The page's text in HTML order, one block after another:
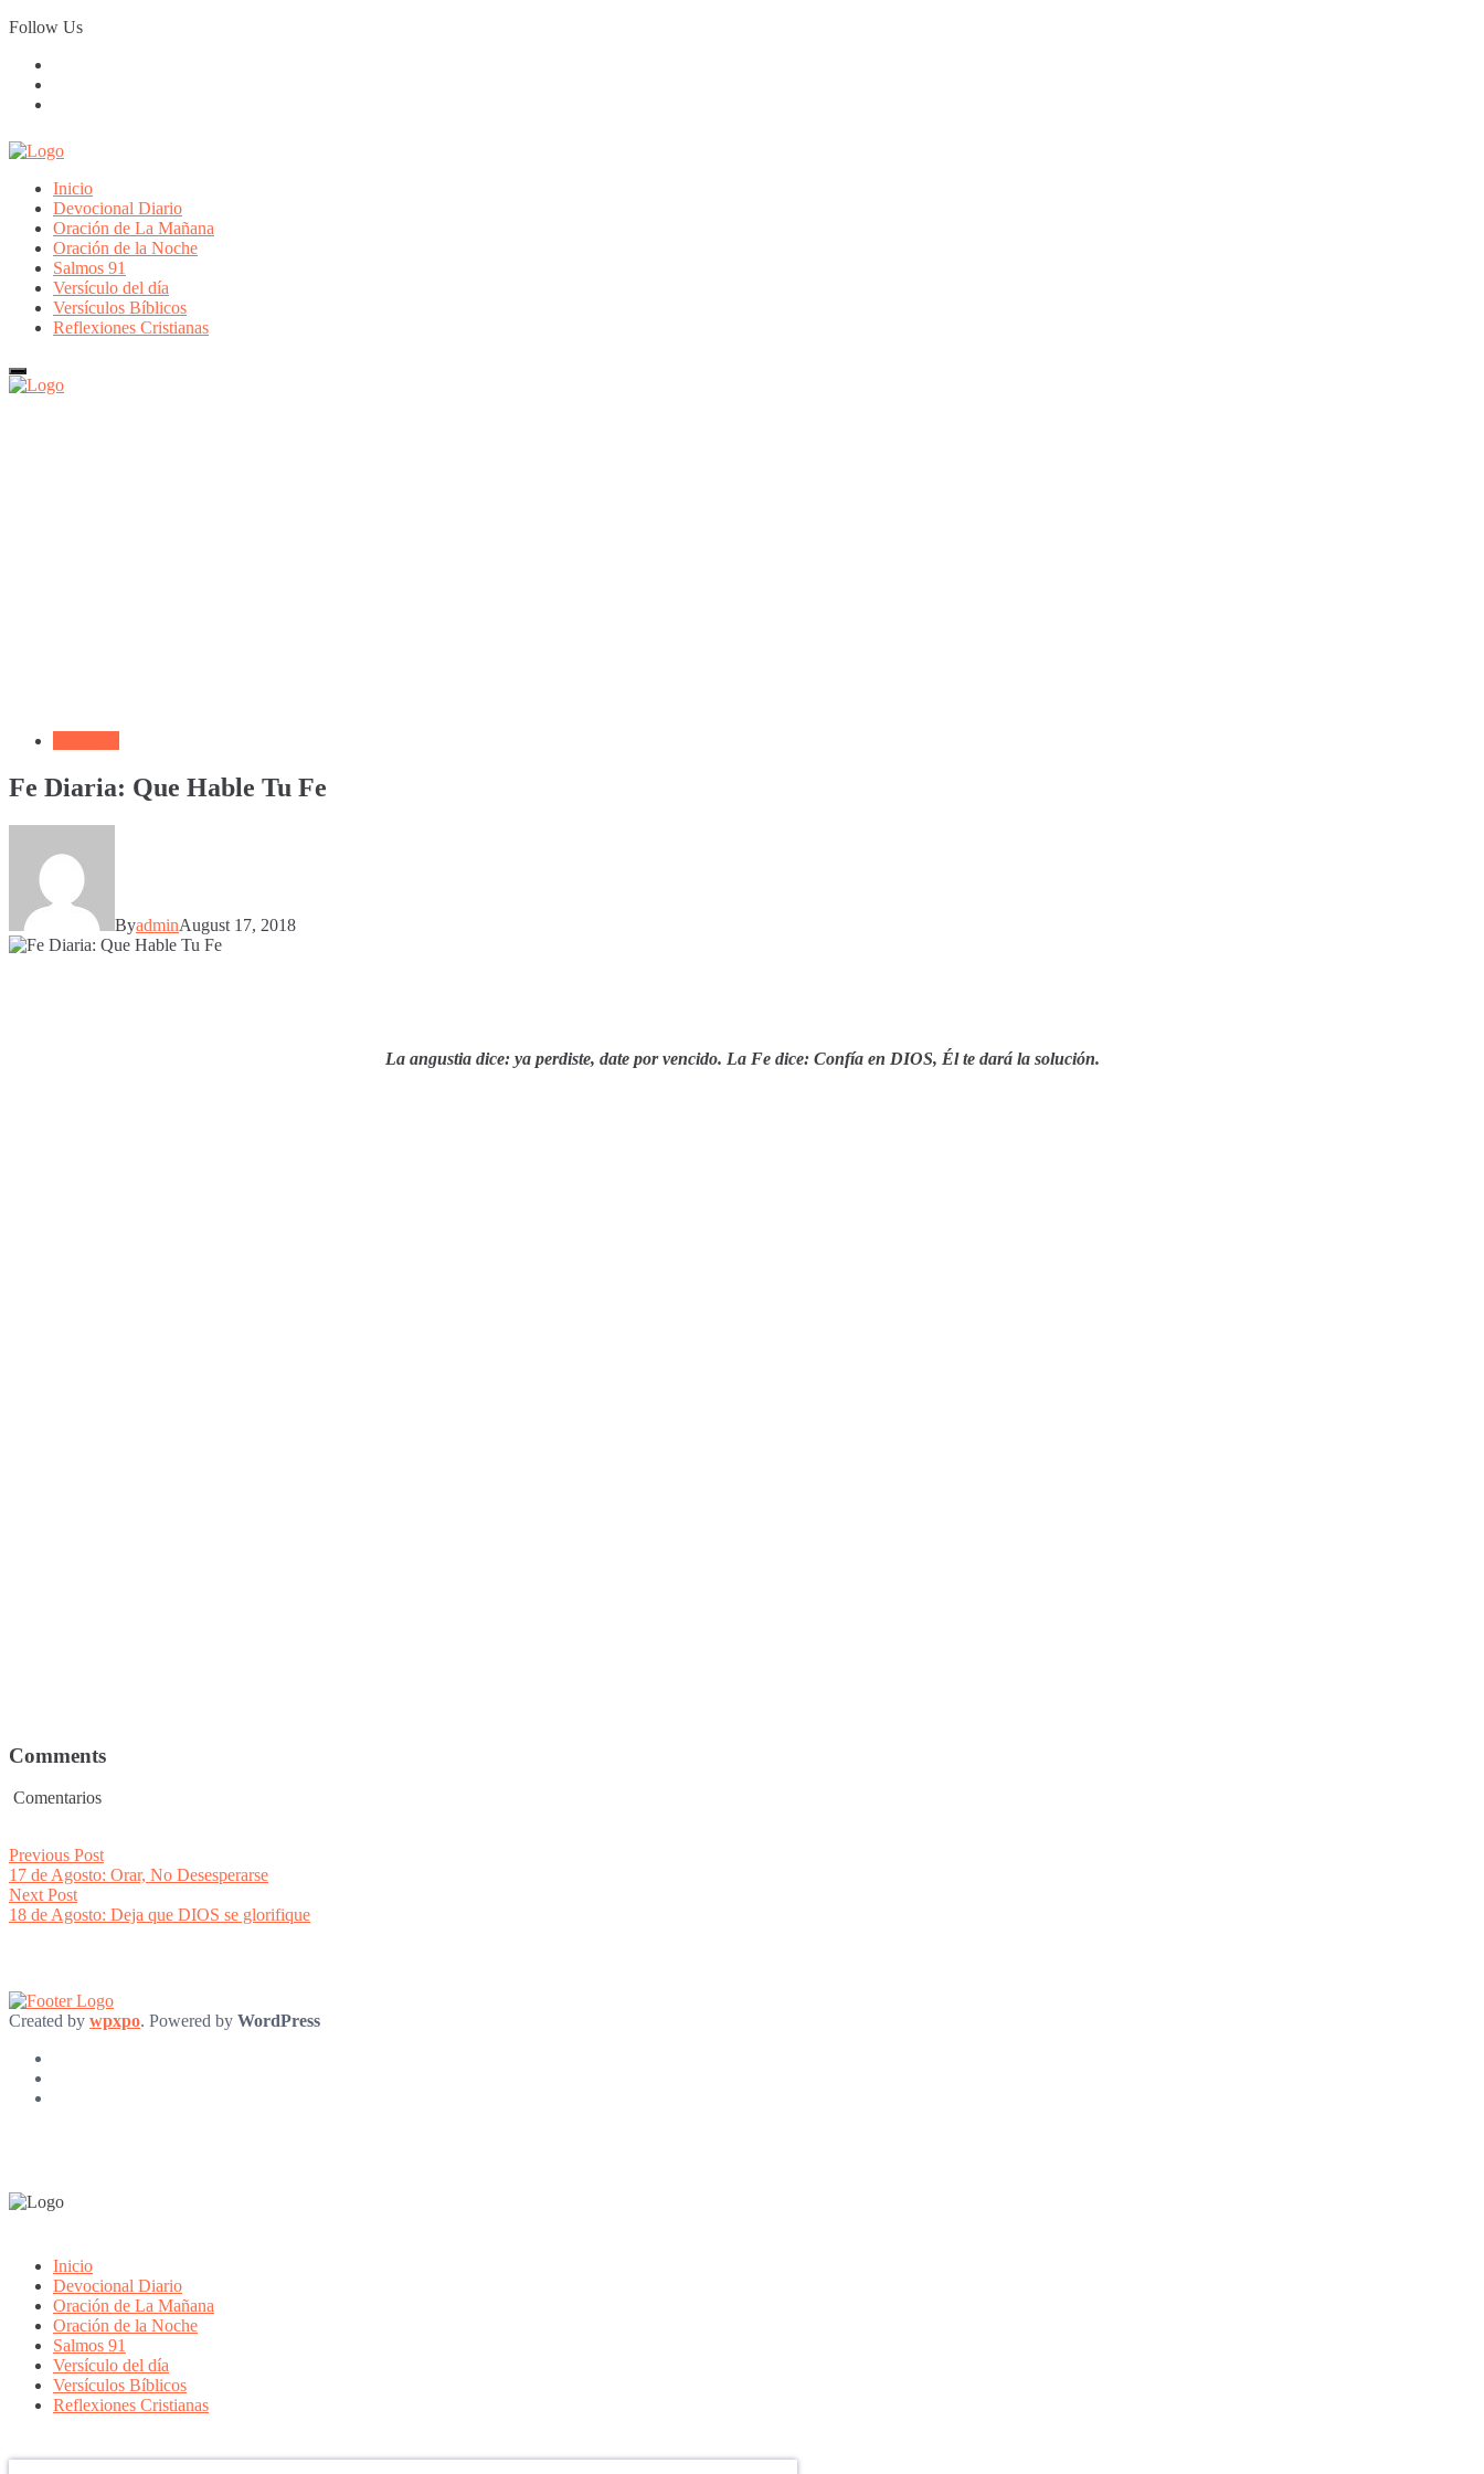
Skip
to
Follow Us
Inicio
Devocional Diario
Oración de La Mañana
Oración de la Noche
Salmos 91
Versículo del día
Versículos Bíblicos
Reflexiones Cristianas
Fe Diaria: Que Hable Tu Fe
ByadminAugust 17, 2018
La angustia dice: ya perdiste, date por vencido. La Fe dice: Confía en DIOS, Él te dará la solución.
Comments
Comentarios
Post
navigation
Previous PostPrevious
post:
17 de Agosto: Orar, No Desesperarse
Next PostNext
post:
18 de Agosto: Deja que DIOS se glorifique
Created by wpxpo. Powered by WordPress
Inicio
Devocional Diario
Oración de La Mañana
Oración de la Noche
Salmos 91
Versículo del día
Versículos Bíblicos
Reflexiones Cristianas